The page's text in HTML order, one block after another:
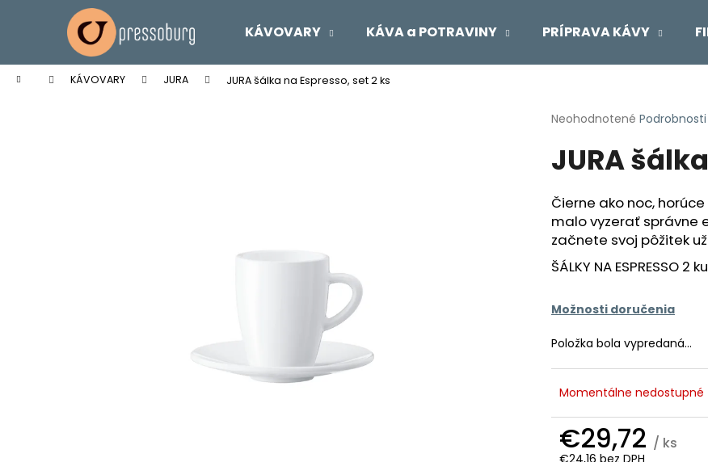
KÁVOVARY KÁVA a POTRAVINY PRÍPRAVA KÁVY
Domov KÁVOVARY JURA JURA šálka na Espresso, set 2 ks
Priemerné
produktu
je
z
5
hviezdičiek.
Neohodnotené
JURA
Čierne ako noc,
malo vyzerať správne
začnete svoj pôžitek
ŠÁLKY NA ESPRESSO 2
Možnosti doručenia
Položka bola vypredaná…
Momentálne nedostupné
€29,72 / ks
€24,16 bez DPH
í
Späť
do
obchodu
Späť
do
obchodu
Čo potrebujete nájsť?
HĽADAŤ